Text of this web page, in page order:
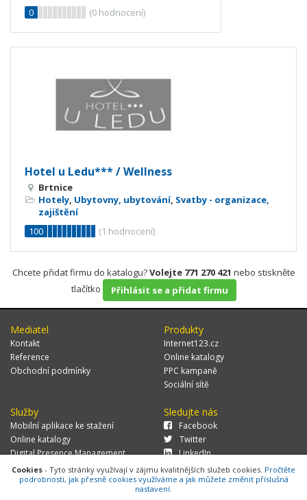
0
(0 hodnocení)
Hotel u Ledu*** / Wellness
Brtnice
Hotely, Ubytovny, ubytování, Svatby - organizace,
zajištění
100
(1 hodnocení)
Chcete přidat firmu do katalogu?Volejte 771 270 421 nebo stiskněte
tlačítko
Přihlásit se a přidat firmu
Mediatel
Kontakt
Reference
Obchodní podmínky
Produkty
Internet123.cz
Online katalogy
PPC kampaně
Sociální sítě
Služby
Mobilní aplikace ke stažení
Online katalogy
Digital Presence Management
Více zákazníků
Sledujte nás
Facebook
Twitter
LinkedIn
Cookies - Tyto stránky využívají v zájmu kvalitnějších služeb cookies. Pročtěte
podrobnosti, jak přesně cookies využíváme a jak můžete změnit příslušná
nastavení.